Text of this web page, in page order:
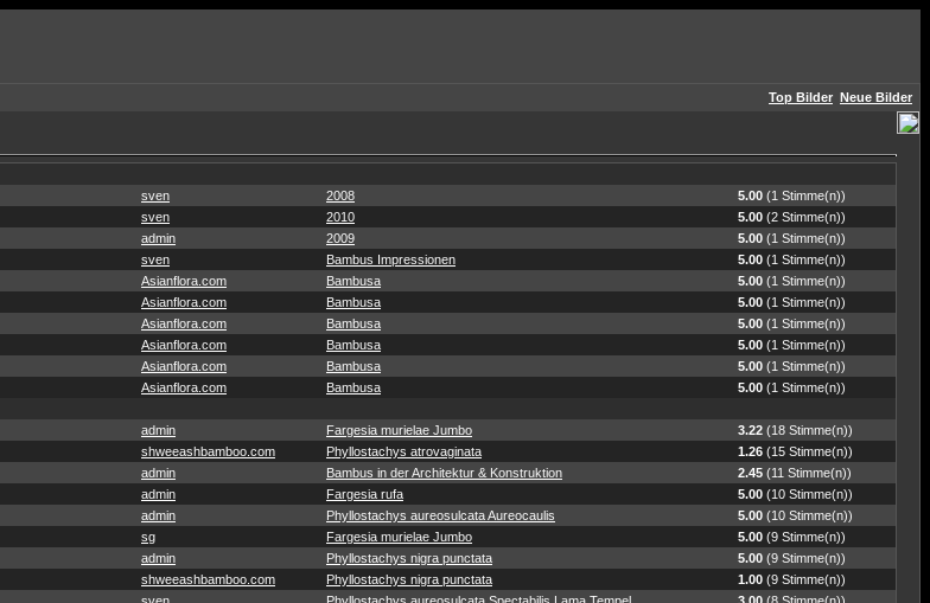
Top Bilder Neue Bilder
sven 2008 5.00 (1 Stimme(n))
sven 2010 5.00 (2 Stimme(n))
admin 2009 5.00 (1 Stimme(n))
sven Bambus Impressionen 5.00 (1 Stimme(n))
Asianflora.com Bambusa 5.00 (1 Stimme(n))
Asianflora.com Bambusa 5.00 (1 Stimme(n))
Asianflora.com Bambusa 5.00 (1 Stimme(n))
Asianflora.com Bambusa 5.00 (1 Stimme(n))
Asianflora.com Bambusa 5.00 (1 Stimme(n))
Asianflora.com Bambusa 5.00 (1 Stimme(n))
admin Fargesia murielae Jumbo 3.22 (18 Stimme(n))
shweeashbamboo.com Phyllostachys atrovaginata 1.26 (15 Stimme(n))
admin Bambus in der Architektur & Konstruktion 2.45 (11 Stimme(n))
admin Fargesia rufa 5.00 (10 Stimme(n))
admin Phyllostachys aureosulcata Aureocaulis 5.00 (10 Stimme(n))
sg Fargesia murielae Jumbo 5.00 (9 Stimme(n))
admin Phyllostachys nigra punctata 5.00 (9 Stimme(n))
shweeashbamboo.com Phyllostachys nigra punctata 1.00 (9 Stimme(n))